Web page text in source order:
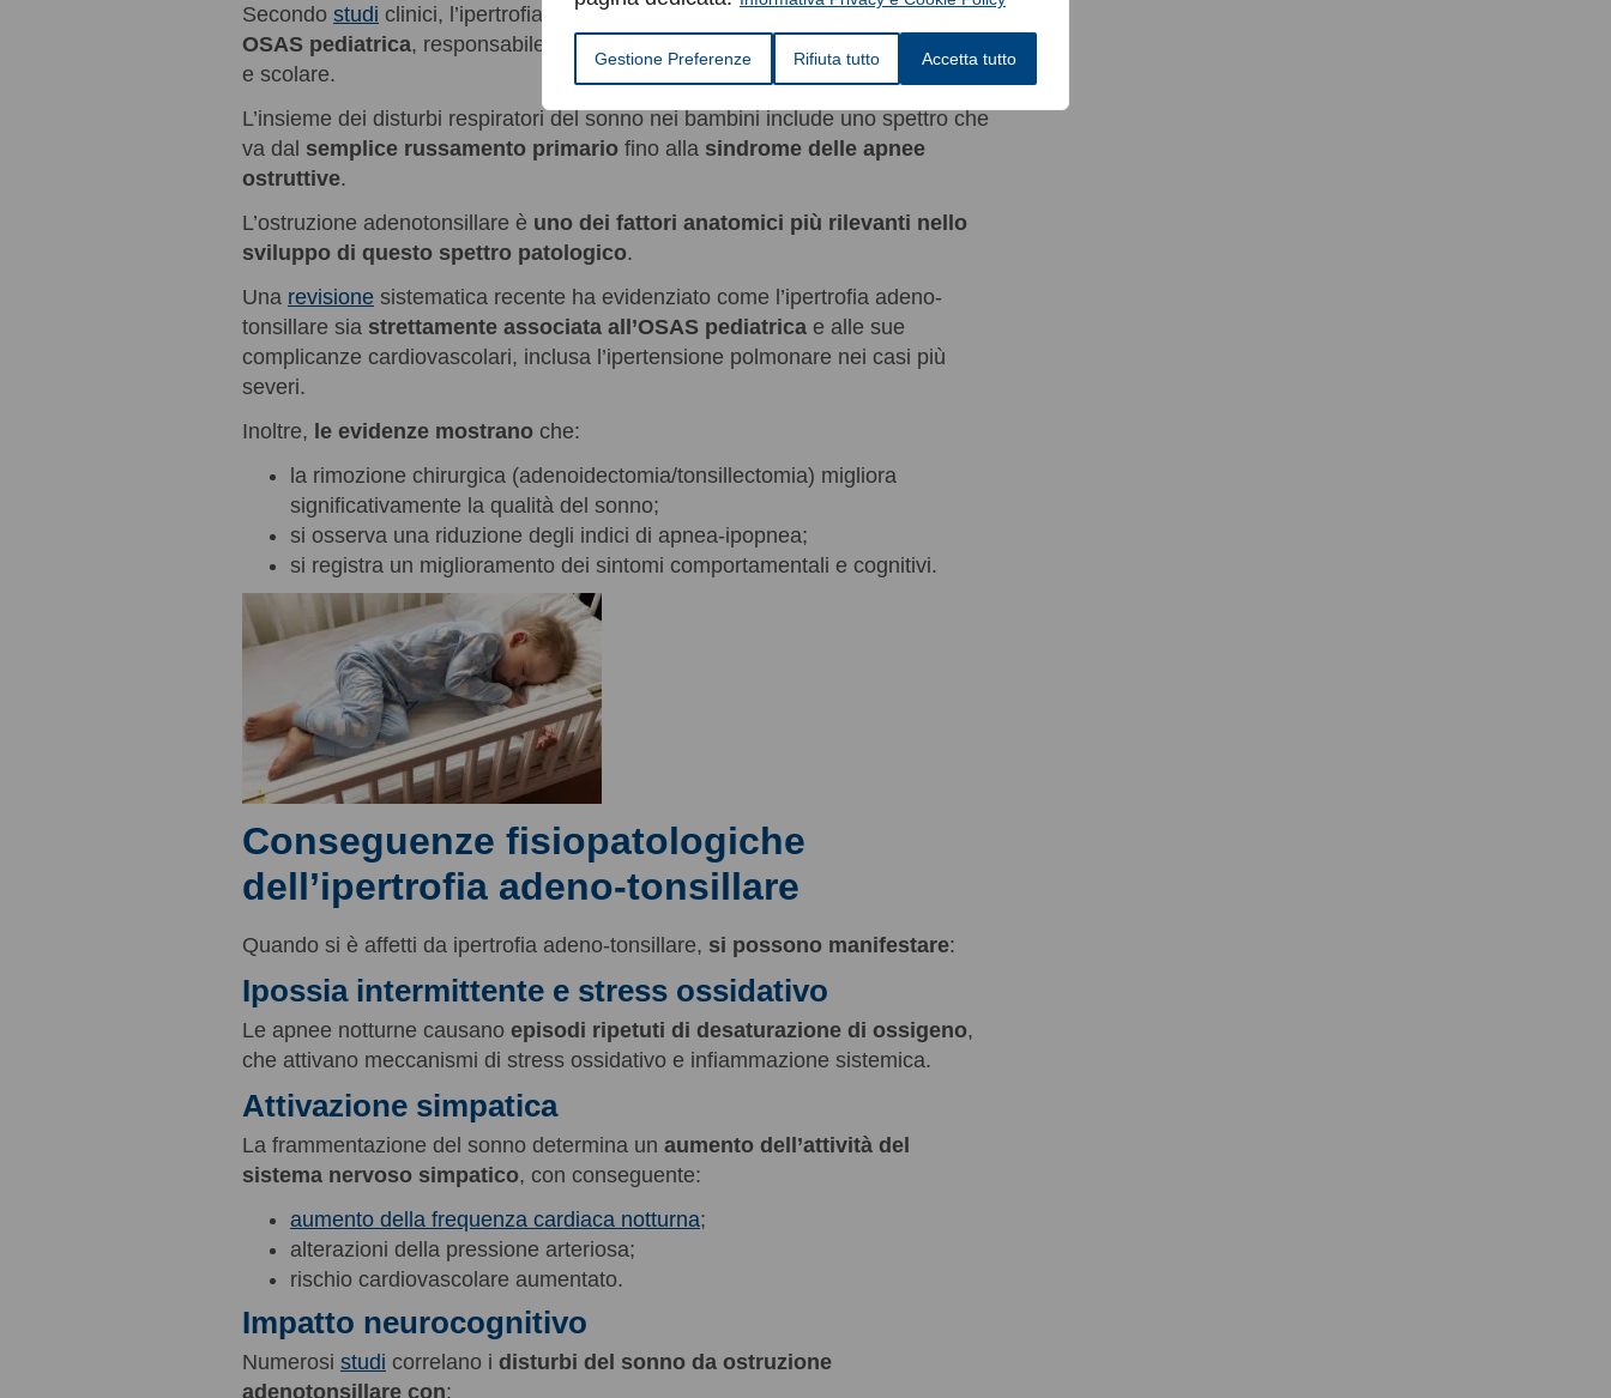
Gestione Preferenze Rifiuta tutto Accetta tutto
Secondo studi clinici, l’ipertrofia adeno-tonsillare è laprincipale causa di
OSAS pediatrica, responsabile della maggior parte dei casi in età prescolare
e scolare.
L’insieme dei disturbi respiratori del sonno nei bambini include uno spettro che
va dal semplice russamento primario fino alla sindrome delle apnee
ostruttive.
L’ostruzione adenotonsillare è uno dei fattori anatomici più rilevanti nello
sviluppo di questo spettro patologico.
Una revisione sistematica recente ha evidenziato come l’ipertrofia adeno-
tonsillare sia strettamente associata all’OSAS pediatrica e alle sue
complicanze cardiovascolari, inclusa l’ipertensione polmonare nei casi più
severi.
Inoltre, le evidenze mostrano che:
la rimozione chirurgica (adenoidectomia/tonsillectomia) migliora
significativamente la qualità del sonno;
si osserva una riduzione degli indici di apnea-ipopnea;
si registra un miglioramento dei sintomi comportamentali e cognitivi.
Conseguenze fisiopatologiche
dell’ipertrofia adeno-tonsillare
Quando si è affetti da ipertrofia adeno-tonsillare, si possono manifestare:
Ipossia intermittente e stress ossidativo
Le apnee notturne causano episodi ripetuti di desaturazione di ossigeno,
che attivano meccanismi di stress ossidativo e infiammazione sistemica.
Attivazione simpatica
La frammentazione del sonno determina un aumento dell’attività del
sistema nervoso simpatico, con conseguente:
aumento della frequenza cardiaca notturna;
alterazioni della pressione arteriosa;
rischio cardiovascolare aumentato.
Impatto neurocognitivo
Numerosi studi correlano i disturbi del sonno da ostruzione
adenotonsillare con: